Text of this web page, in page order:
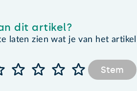
dit artikel?
laten zien wat je van het
Stem